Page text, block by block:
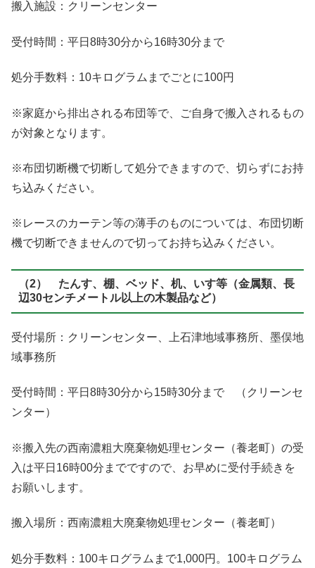
搬入施設：クリーンセンター
受付時間：平日8時30分から16時30分まで
処分手数料：10キログラムまでごとに100円
※家庭から排出される布団等で、ご自身で搬入されるもの
が対象となります。
※布団切断機で切断して処分できますので、切らずにお持
ち込みください。
※レースのカーテン等の薄手のものについては、布団切断
機で切断できませんので切ってお持ち込みください。
（2） たんす、棚、ベッド、机、いす等（金属類、長
辺30センチメートル以上の木製品など）
受付場所：クリーンセンター、上石津地域事務所、墨俣地
域事務所
受付時間：平日8時30分から15時30分まで （クリーンセ
ンター）
※搬入先の西南濃粗大廃棄物処理センター（養老町）の受
入は平日16時00分までですので、お早めに受付手続きを
お願いします。
搬入場所：西南濃粗大廃棄物処理センター（養老町）
処分手数料：100キログラムまで1,000円。100キログラム